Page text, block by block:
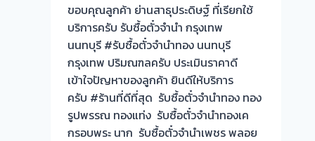
ร้าน
ทอง
ประเมิน
ตั๋ว
ฟรี
จ่าย
เงิน
ขอบคุณลูกค้า ย่านสาธุประดิษฐ์ ที่เรียกใช้
บริการครับ รับซื้อตั๋วจำนำ กรุงเทพ
นนทบุรี #รับซื้อตั๋วจำนำทอง นนทบุรี
กรุงเทพ ปริมณฑลครับ ประเมินราคาดี
เข้าใจปัญหาของลูกค้า ยินดีให้บริการ
ครับ #ร้านที่ดีที่สุด รับซื้อตั๋วจำนำทอง ทอง
รูปพรรณ ทองแท่ง รับซื้อตั๋วจำนำทองเค
กรอบพระ นาก รับซื้อตั๋วจำนำเพชร พลอย